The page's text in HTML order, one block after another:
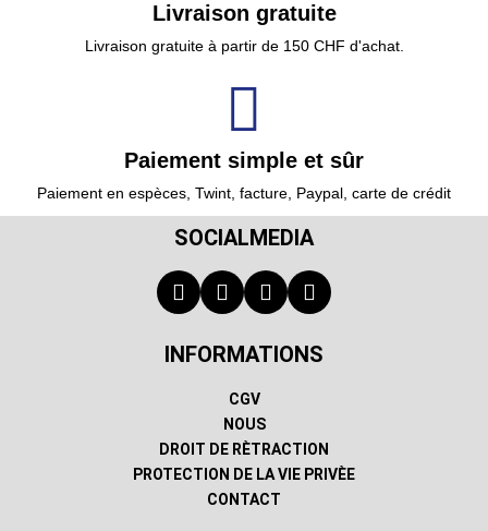
Livraison gratuite
Livraison gratuite à partir de 150 CHF d'achat.
Paiement simple et sûr
Paiement en espèces, Twint, facture, Paypal, carte de crédit
SOCIALMEDIA
INFORMATIONS
CGV
NOUS
DROIT DE RÈTRACTION
PROTECTION DE LA VIE PRIVÈE
CONTACT